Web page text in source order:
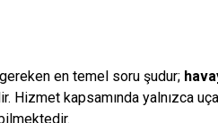
en temel soru şudur;
Hizmet kapsamında yalnızca